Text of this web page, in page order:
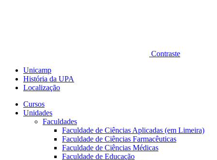
Contraste
Unicamp
História da UPA
Localização
Cursos
Unidades
Faculdades
Faculdade de Ciências Aplicadas (em Limeira)
Faculdade de Ciências Farmacêuticas
Faculdade de Ciências Médicas
Faculdade de Educação